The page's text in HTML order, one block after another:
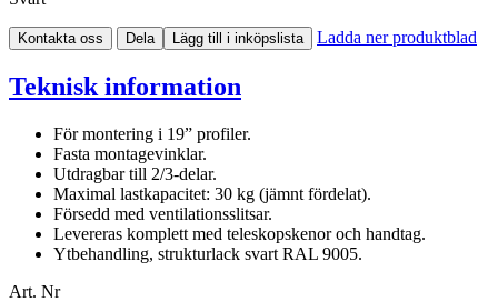
Kontakta oss Dela Lägg till i inköpslista Ladda ner produktblad
Teknisk information
För montering i 19” profiler.
Fasta montagevinklar.
Utdragbar till 2/3-delar.
Maximal lastkapacitet: 30 kg (jämnt fördelat).
Försedd med ventilationsslitsar.
Levereras komplett med teleskopskenor och handtag.
Ytbehandling, strukturlack svart RAL 9005.
Art. Nr